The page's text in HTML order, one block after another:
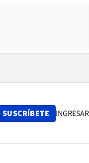
SUSCRÍBETE INGRESAR